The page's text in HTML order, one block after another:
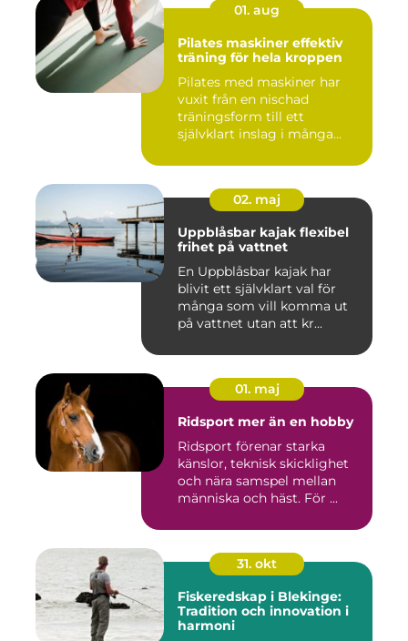
01. aug
Pilates maskiner effektiv
träning för hela kroppen
Pilates med maskiner har
vuxit från en nischad
träningsform till ett
självklart inslag i många
02. maj
Uppblåsbar kajak flexibel
frihet på vattnet
En Uppblåsbar kajak har
blivit ett självklart val för
många som vill komma ut
på vattnet utan att kr...
01. maj
Ridsport mer än en hobby
Ridsport förenar starka
känslor, teknisk skicklighet
och nära samspel mellan
människa och häst. För ...
31. okt
Fiskeredskap i Blekinge:
Tradition och innovation i
harmoni